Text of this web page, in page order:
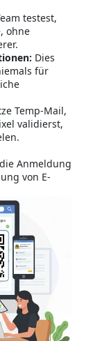
testest,
ohne
Dies
für
Temp-Mail,
validierst,
Anmeldung
von E-